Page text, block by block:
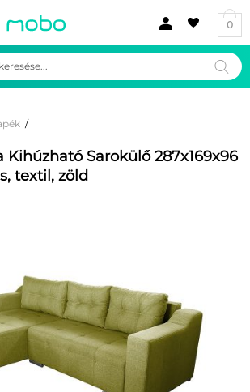
0
/
Kihúzható Sarokülő 287x169x96
textil, zöld